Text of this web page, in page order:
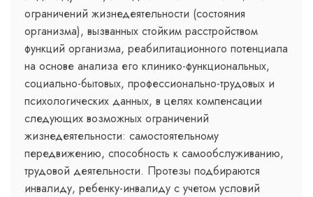
ограничений жизнедеятельности (состояния
организма), вызванных стойким расстройством
функций организма, реабилитационного потенциала
на основе анализа его клинико-функциональных,
социально-бытовых, профессионально-трудовых и
психологических данных, в целях компенсации
следующих возможных ограничений
жизнедеятельности: самостоятельному
передвижению, способность к самообслуживанию,
трудовой деятельности. Протезы подбираются
инвалиду, ребенку-инвалиду с учетом условий